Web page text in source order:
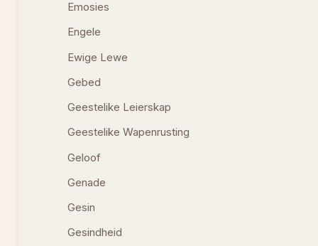
Emosies
Engele
Ewige Lewe
Gebed
Geestelike Leierskap
Geestelike Wapenrusting
Geloof
Genade
Gesin
Gesindheid